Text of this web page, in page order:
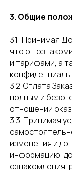
3. Общие
3.1. Принимая
что он
и тарифами, а
3.2. Оплата
полным и
отношении
3.3. Принимая
изменения и
информацию,
ознакомления,